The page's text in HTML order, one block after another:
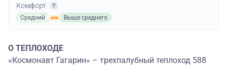
Комфорт
Средний Выше среднего
О ТЕПЛОХОДЕ
«Космонавт Гагарин» – трехпалубный теплоход 588